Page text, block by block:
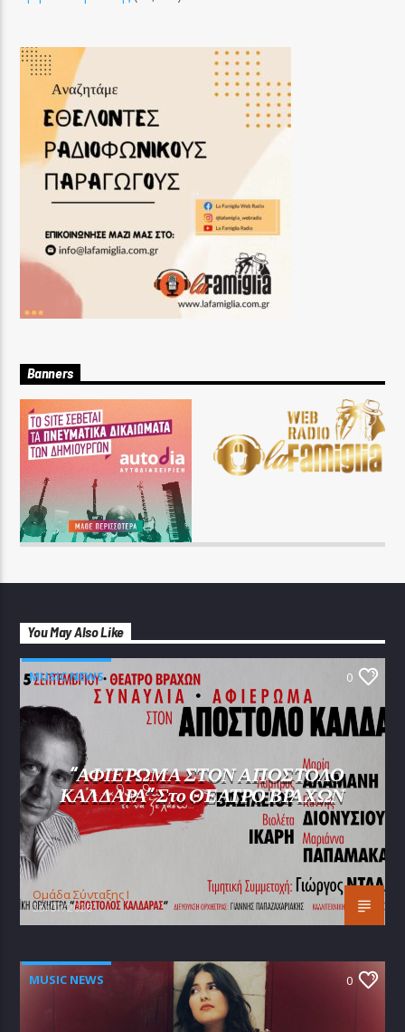
Banners
You May Also Like
MUSIC NEWS 0
“ΑΦΙΕΡΩΜΑ ΣΤΟΝ ΑΠΟΣΤΟΛΟ
ΚΑΛΔΑΡΑ” Στο ΘΕΑΤΡΟ ΒΡΑΧΩΝ
Oμάδα Σύνταξης Ι
25/07/2026
MUSIC NEWS 0